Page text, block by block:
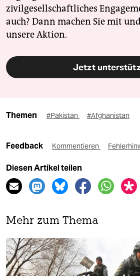
zivilgesellschaftliches
auch? Dann machen Sie mit
unsere Aktion.
Jetzt
Themen #Pakistan #Afghanistan
Feedback Kommentieren
Diesen Artikel teilen
Mehr zum Thema